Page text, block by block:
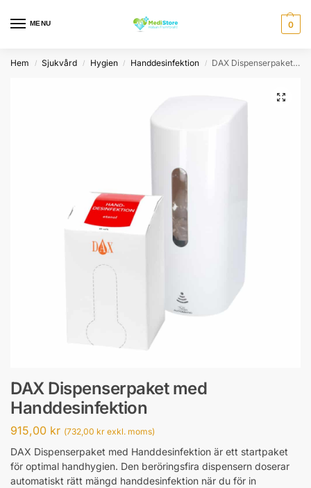
MENU 0
Hem / Sjukvård / Hygien / Handdesinfektion / DAX Dispenserpaket med Handdesinfektion
DAX Dispenserpaket med
Handdesinfektion
915,00 kr (732,00 kr exkl. moms)
DAX Dispenserpaket med Handdesinfektion är ett startpaket
för optimal handhygien. Den beröringsfira dispensern doserar
automatiskt rätt mängd handdesinfektion när du för in